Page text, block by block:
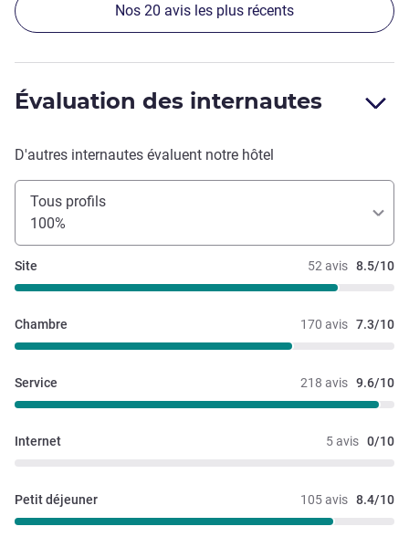
Nos 20 avis les plus récents
Évaluation des internautes
D'autres internautes évaluent notre hôtel
Tous profils
100%
52 avis 8.5/10
Site
170 avis 7.3/10
Chambre
218 avis 9.6/10
Service
5 avis 0/10
Internet
105 avis 8.4/10
Petit déjeuner